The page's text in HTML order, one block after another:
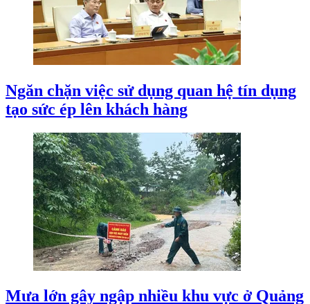
Ngăn chặn việc sử dụng quan hệ tín dụng
tạo sức ép lên khách hàng
Mưa lớn gây ngập nhiều khu vực ở Quảng